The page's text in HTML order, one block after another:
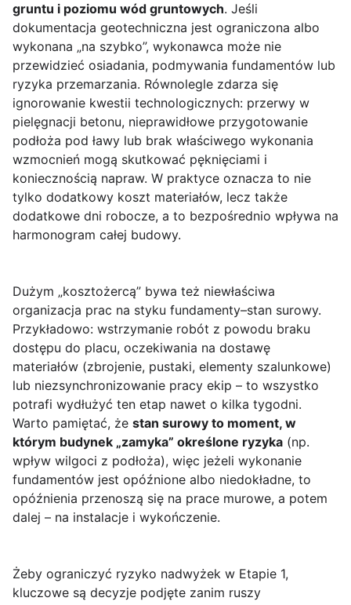
gruntu i poziomu wód gruntowych. Jeśli
dokumentacja geotechniczna jest ograniczona albo
wykonana „na szybko”, wykonawca może nie
przewidzieć osiadania, podmywania fundamentów lub
ryzyka przemarzania. Równolegle zdarza się
ignorowanie kwestii technologicznych: przerwy w
pielęgnacji betonu, nieprawidłowe przygotowanie
podłoża pod ławy lub brak właściwego wykonania
wzmocnień mogą skutkować pęknięciami i
koniecznością napraw. W praktyce oznacza to nie
tylko dodatkowy koszt materiałów, lecz także
dodatkowe dni robocze, a to bezpośrednio wpływa na
harmonogram całej budowy.
Dużym „kosztożercą” bywa też niewłaściwa
organizacja prac na styku fundamenty–stan surowy.
Przykładowo: wstrzymanie robót z powodu braku
dostępu do placu, oczekiwania na dostawę
materiałów (zbrojenie, pustaki, elementy szalunkowe)
lub niezsynchronizowanie pracy ekip – to wszystko
potrafi wydłużyć ten etap nawet o kilka tygodni.
Warto pamiętać, że stan surowy to moment, w
którym budynek „zamyka” określone ryzyka (np.
wpływ wilgoci z podłoża), więc jeżeli wykonanie
fundamentów jest opóźnione albo niedokładne, to
opóźnienia przenoszą się na prace murowe, a potem
dalej – na instalacje i wykończenie.
Żeby ograniczyć ryzyko nadwyżek w Etapie 1,
kluczowe są decyzje podjęte zanim ruszy